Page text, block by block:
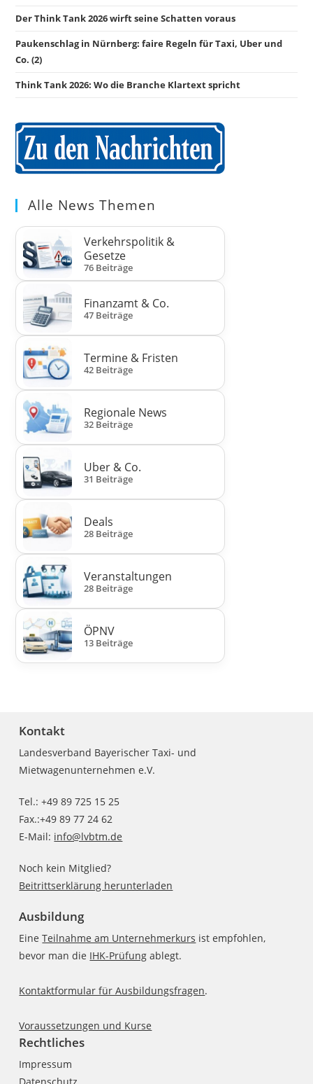
Der Think Tank 2026 wirft seine Schatten voraus
Paukenschlag in Nürnberg: faire Regeln für Taxi, Uber und
Co. (2)
Think Tank 2026: Wo die Branche Klartext spricht
Alle News Themen
Verkehrspolitik &
Gesetze
76 Beiträge
Finanzamt & Co.
47 Beiträge
Termine & Fristen
42 Beiträge
Regionale News
32 Beiträge
Uber & Co.
31 Beiträge
Deals
28 Beiträge
Veranstaltungen
28 Beiträge
ÖPNV
13 Beiträge
Kontakt
Landesverband Bayerischer Taxi- und
Mietwagenunternehmen e.V.
Tel.: +49 89 725 15 25
Fax.:+49 89 77 24 62
E-Mail: info@lvbtm.de
Noch kein Mitglied?
Beitrittserklärung herunterladen
Ausbildung
EineTeilnahme am Unternehmerkurs ist empfohlen,
bevor man die IHK-Prüfung ablegt.
Kontaktformular für Ausbildungsfragen.
Voraussetzungen und Kurse
Rechtliches
Impressum